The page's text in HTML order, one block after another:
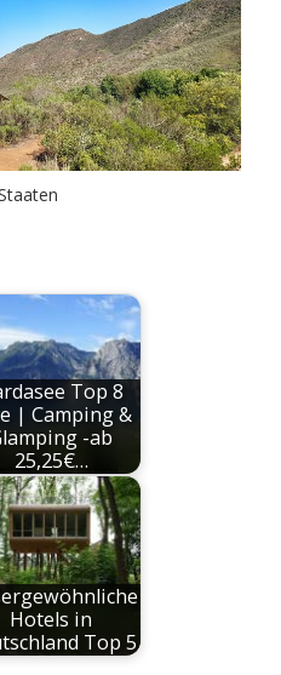
Top 8
| Camping &
-ab
25,25€…
Hotels in
Top 5